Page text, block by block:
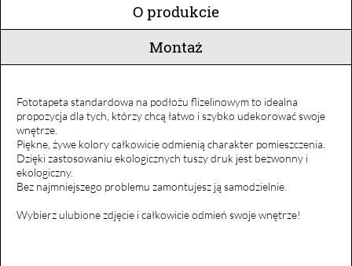
O produkcie
Montaż
Fototapeta standardowa na podłożu flizelinowym to idealna
propozycja dla tych, którzy chcą łatwo i szybko udekorować swoje
wnętrze.
Piękne, żywe kolory całkowicie odmienią charakter pomieszczenia.
Dzięki zastosowaniu ekologicznych tuszy druk jest bezwonny i
ekologiczny.
Bez najmniejszego problemu zamontujesz ją samodzielnie.
Wybierz ulubione zdjęcie i całkowicie odmień swoje wnętrze!